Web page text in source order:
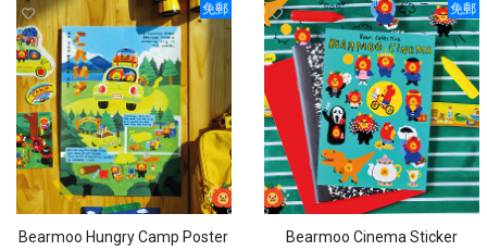
免郵
Bearmoo Hungry Camp Poster
免郵
Bearmoo Cinema Sticker